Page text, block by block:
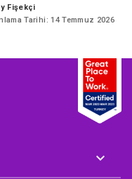
Fişekçi
Tarihi: 14 Temmuz 2026